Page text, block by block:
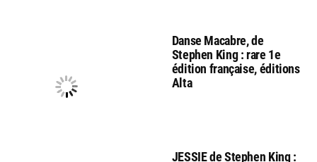
Danse Macabre, de
Stephen King : rare 1e
édition française, éditions
Alta
JESSIE de Stephen King :